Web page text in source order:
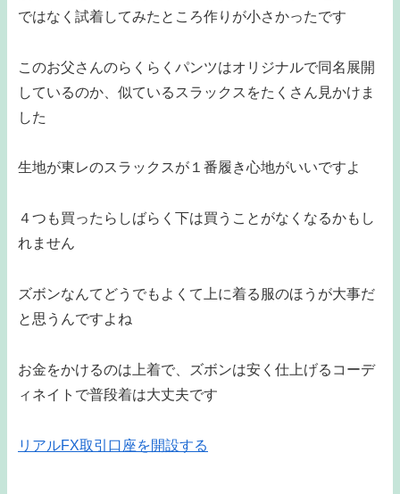
ではなく試着してみたところ作りが小さかったです
このお父さんのらくらくパンツはオリジナルで同名展開
しているのか、似ているスラックスをたくさん見かけま
した
生地が東レのスラックスが１番履き心地がいいですよ
４つも買ったらしばらく下は買うことがなくなるかもし
れません
ズボンなんてどうでもよくて上に着る服のほうが大事だ
と思うんですよね
お金をかけるのは上着で、ズボンは安く仕上げるコーデ
ィネイトで普段着は大丈夫です
リアルFX取引口座を開設する